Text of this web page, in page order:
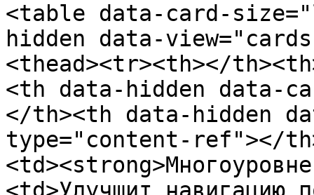
<table data-card-
hidden data-
<thead><tr><th></
<th data-hidden data-
</th><th data-hidden
type="content-ref"></